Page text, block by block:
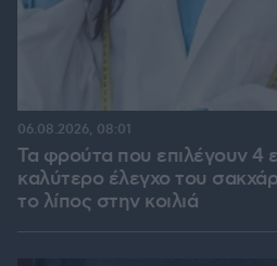
Τα φρούτα που επιλέγουν 4
καλύτερο έλεγχο του
το λίπος στην κοιλιά
06.08.2026, 08:01